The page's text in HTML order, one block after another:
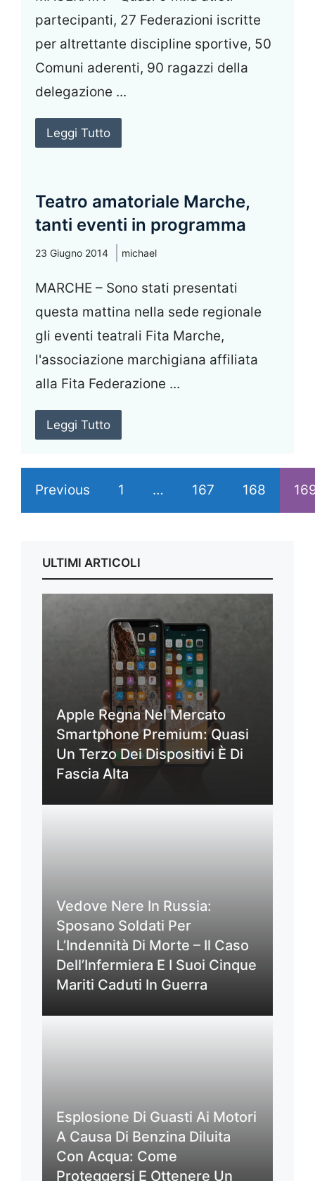
partecipanti, 27 Federazioni iscritte
per altrettante discipline sportive, 50
Comuni aderenti, 90 ragazzi della
delegazione ...
Leggi Tutto
Teatro amatoriale Marche,
tanti eventi in programma
23 Giugno 2014 michael
MARCHE – Sono stati presentati
questa mattina nella sede regionale
gli eventi teatrali Fita Marche,
l'associazione marchigiana affiliata
alla Fita Federazione ...
Leggi Tutto
Previous 1 … 167 168
ULTIMI ARTICOLI
Apple Regna Nel Mercato
Smartphone Premium: Quasi
Un Terzo Dei Dispositivi È Di
Fascia Alta
Vedove Nere In Russia:
Sposano Soldati Per
L’Indennità Di Morte – Il Caso
Dell’Infermiera E I Suoi Cinque
Mariti Caduti In Guerra
Esplosione Di Guasti Ai Motori
A Causa Di Benzina Diluita
Con Acqua: Come
Proteggersi E Ottenere Un